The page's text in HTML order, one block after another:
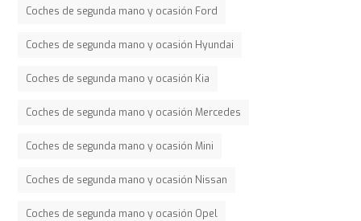
Coches de segunda mano y ocasión Ford
Coches de segunda mano y ocasión Hyundai
Coches de segunda mano y ocasión Kia
Coches de segunda mano y ocasión Mercedes
Coches de segunda mano y ocasión Mini
Coches de segunda mano y ocasión Nissan
Coches de segunda mano y ocasión Opel